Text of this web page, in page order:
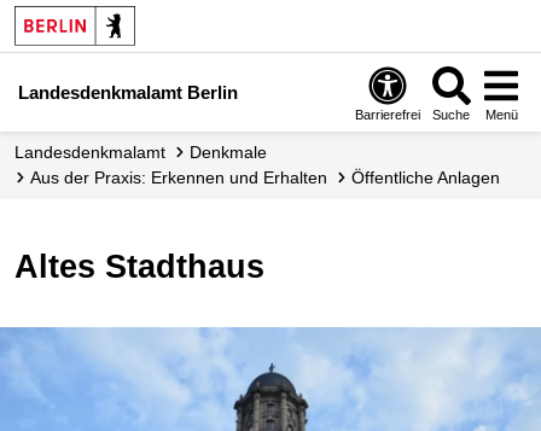
Landesdenkmalamt Berlin
Barrierefrei Suche Menü
Landesdenkmalamt
Denkmale
Aus der Praxis: Erkennen und Erhalten
Öffentliche Anlagen
Altes Stadthaus